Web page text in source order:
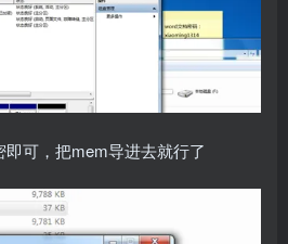
可，把mem导进去就行了